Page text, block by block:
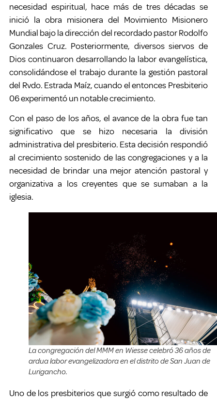
necesidad espiritual, hace más de tres décadas se
inició la obra misionera del Movimiento Misionero
Mundial bajo la dirección del recordado pastor Rodolfo
Gonzales Cruz. Posteriormente, diversos siervos de
Dios continuaron desarrollando la labor evangelística,
consolidándose el trabajo durante la gestión pastoral
del Rvdo. Estrada Maíz, cuando el entonces Presbiterio
06 experimentó un notable crecimiento.
Con el paso de los años, el avance de la obra fue tan
significativo que se hizo necesaria la división
administrativa del presbiterio. Esta decisión respondió
al crecimiento sostenido de las congregaciones y a la
necesidad de brindar una mejor atención pastoral y
organizativa a los creyentes que se sumaban a la
iglesia.
La congregación del MMM en Wiesse celebró 36 años de
ardua labor evangelizadora en el distrito de San Juan de
Lurigancho.
Uno de los presbiterios que surgió como resultado de